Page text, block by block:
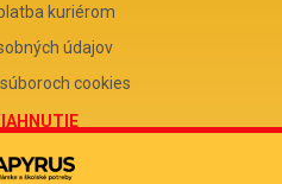
kuriérom
údajov
cookies
formulár